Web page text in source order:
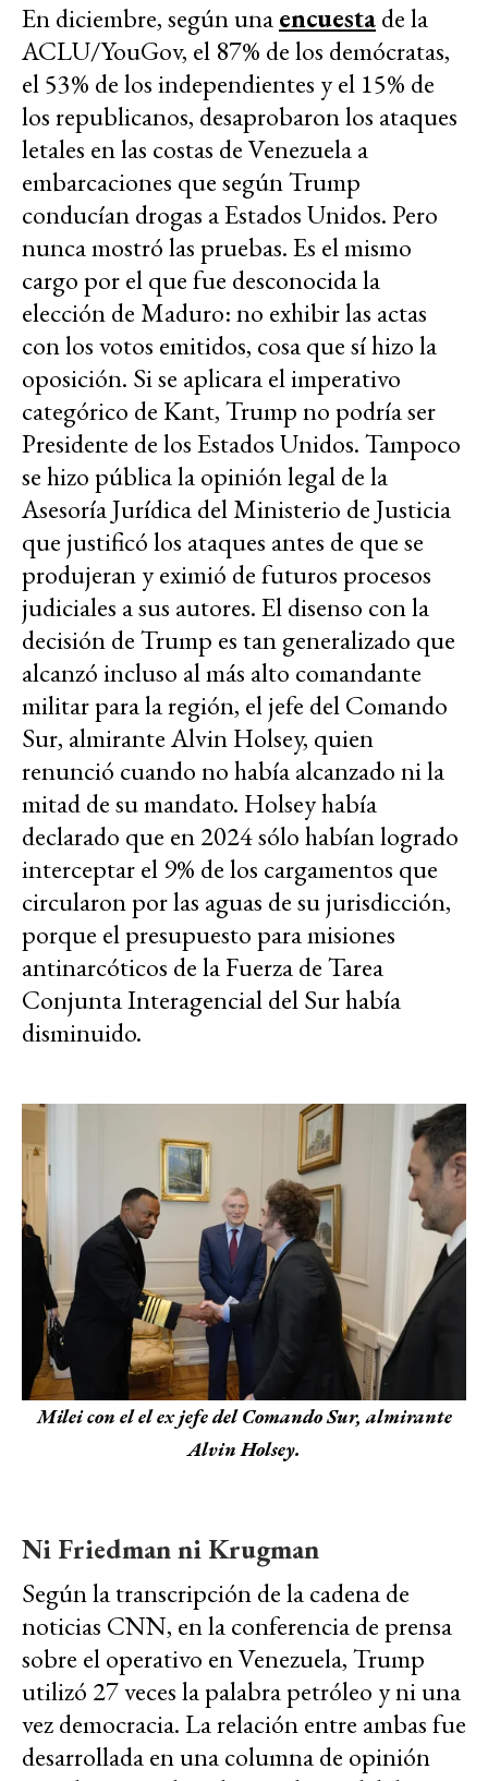
En diciembre, según unaencuestade la
ACLU/YouGov, el 87% de los demócratas,
el 53% de los independientes y el 15% de
los republicanos, desaprobaron los ataques
letales en las costas de Venezuela a
embarcaciones que según Trump
conducían drogas a Estados Unidos. Pero
nunca mostró las pruebas. Es el mismo
cargo por el que fue desconocida la
elección de Maduro: no exhibir las actas
con los votos emitidos, cosa que sí hizo la
oposición. Si se aplicara el imperativo
categórico de Kant, Trump no podría ser
Presidente de los Estados Unidos. Tampoco
se hizo pública la opinión legal de la
Asesoría Jurídica del Ministerio de Justicia
que justificó los ataques antes de que se
produjeran y eximió de futuros procesos
judiciales a sus autores. El disenso con la
decisión de Trump es tan generalizado que
alcanzó incluso al más alto comandante
militar para la región, el jefe del Comando
Sur, almirante Alvin Holsey, quien
renunció cuando no había alcanzado ni la
mitad de su mandato. Holsey había
declarado que en 2024 sólo habían logrado
interceptar el 9% de los cargamentos que
circularon por las aguas de su jurisdicción,
porque el presupuesto para misiones
antinarcóticos de la Fuerza de Tarea
Conjunta Interagencial del Sur había
disminuido.
Milei con el el ex jefe del Comando Sur, almirante
Alvin Holsey.
Ni Friedman ni Krugman
Según la transcripción de la cadena de
noticias CNN, en la conferencia de prensa
sobre el operativo en Venezuela, Trump
utilizó 27 veces la palabra petróleo y ni una
vez democracia. La relación entre ambas fue
desarrollada en una columna de opinión